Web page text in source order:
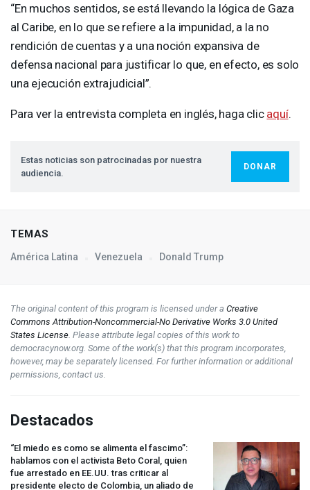
“En muchos sentidos, se está llevando la lógica de Gaza
al Caribe, en lo que se refiere a la impunidad, a la no
rendición de cuentas y a una noción expansiva de
defensa nacional para justificar lo que, en efecto, es solo
una ejecución extrajudicial”.
Para ver la entrevista completa en inglés, haga clic aquí.
Estas noticias son patrocinadas por nuestra
audiencia.
DONAR
TEMAS
América Latina Venezuela Donald Trump
The original content of this program is licensed under a Creative
Commons Attribution-Noncommercial-No Derivative Works 3.0 United
States License . Please attribute legal copies of this work to
democracynow.org. Some of the work(s) that this program incorporates,
however, may be separately licensed. For further information or additional
permissions, contact us.
Destacados
“El miedo es como se alimenta el fascimo”:
hablamos con el activista Beto Coral, quien
fue arrestado en EE.UU. tras criticar al
presidente electo de Colombia, un aliado de